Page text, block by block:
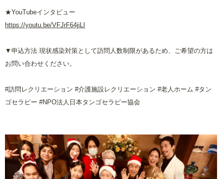
★YouTubeインタビュー
https://youtu.be/VFJrF64jiLI
▼申込方法 現状感染対策として訪問人数制限があるため、ご希望の方は
お問い合わせください。
#訪問レクリエーション #介護施設レクリエーション #老人ホーム #タン
ゴセラピー #NPO法人日本タンゴセラピー協会